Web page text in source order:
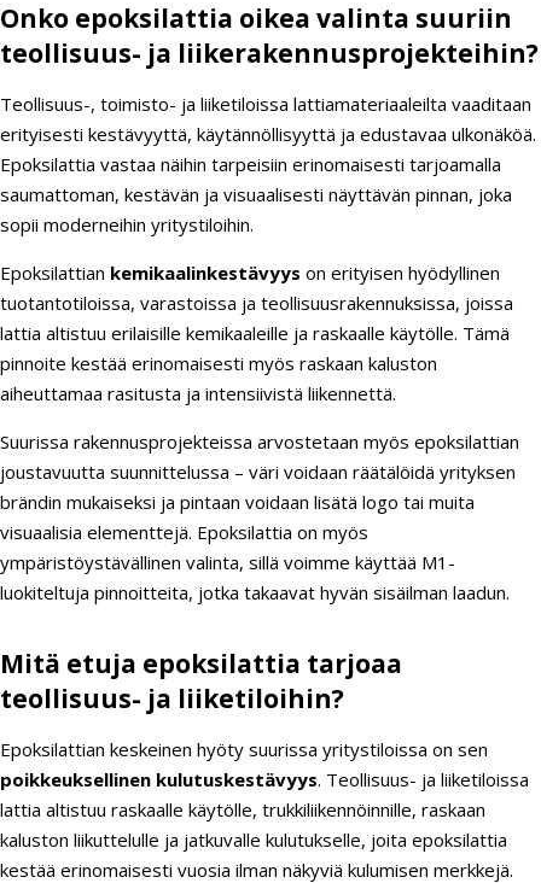
Onko epoksilattia oikea valinta suuriin
teollisuus- ja liikerakennusprojekteihin?
Teollisuus-, toimisto- ja liiketiloissa lattiamateriaaleilta vaaditaan
erityisesti kestävyyttä, käytännöllisyyttä ja edustavaa ulkonäköä.
Epoksilattia vastaa näihin tarpeisiin erinomaisesti tarjoamalla
saumattoman, kestävän ja visuaalisesti näyttävän pinnan, joka
sopii moderneihin yritystiloihin.
Epoksilattian kemikaalinkestävyys on erityisen hyödyllinen
tuotantotiloissa, varastoissa ja teollisuusrakennuksissa, joissa
lattia altistuu erilaisille kemikaaleille ja raskaalle käytölle. Tämä
pinnoite kestää erinomaisesti myös raskaan kaluston
aiheuttamaa rasitusta ja intensiivistä liikennettä.
Suurissa rakennusprojekteissa arvostetaan myös epoksilattian
joustavuutta suunnittelussa – väri voidaan räätälöidä yrityksen
brändin mukaiseksi ja pintaan voidaan lisätä logo tai muita
visuaalisia elementtejä. Epoksilattia on myös
ympäristöystävällinen valinta, sillä voimme käyttää M1-
luokiteltuja pinnoitteita, jotka takaavat hyvän sisäilman laadun.
Mitä etuja epoksilattia tarjoaa
teollisuus- ja liiketiloihin?
Epoksilattian keskeinen hyöty suurissa yritystiloissa on sen
poikkeuksellinen kulutuskestävyys. Teollisuus- ja liiketiloissa
lattia altistuu raskaalle käytölle, trukkiliikennöinnille, raskaan
kaluston liikuttelulle ja jatkuvalle kulutukselle, joita epoksilattia
kestää erinomaisesti vuosia ilman näkyviä kulumisen merkkejä.